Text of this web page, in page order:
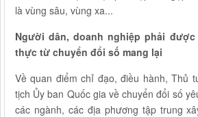
là vùng sâu, vùng xa...
Người dân, doanh nghiệp phải
thực từ chuyển đổi số mang lại
Về quan điểm chỉ đạo, điều hành, Thủ
tịch Ủy ban Quốc gia về chuyển đổi số
các ngành, các địa phương tập trung